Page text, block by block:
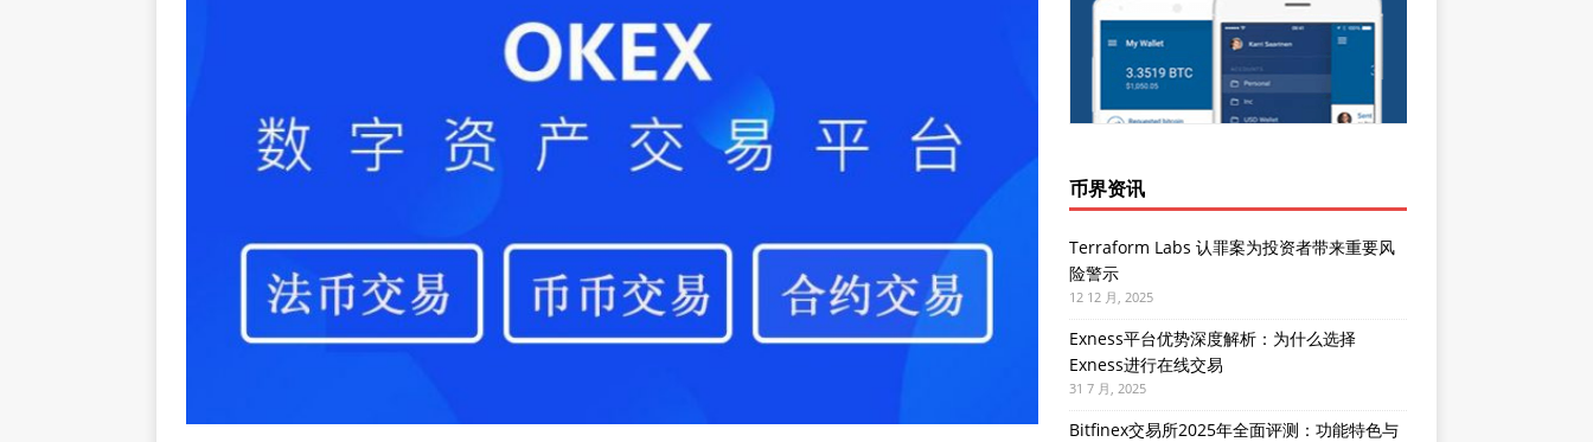
币界资讯
Terraform Labs 认罪案为投资者带来重要风
险警示
12 12 月, 2025
Exness平台优势深度解析：为什么选择
Exness进行在线交易
31 7 月, 2025
Bitfinex交易所2025年全面评测：功能特色与